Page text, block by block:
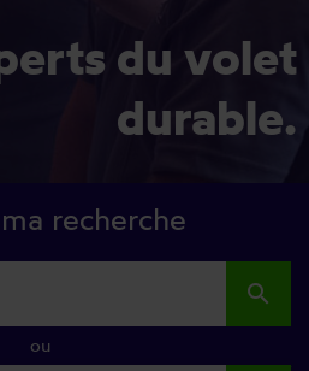
durable.
recherche
search
ou